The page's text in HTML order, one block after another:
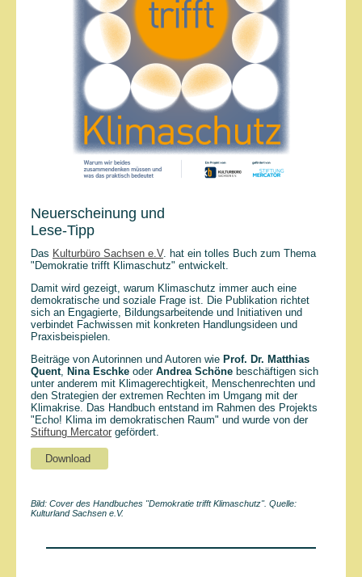
Neuerscheinung und
Lese-Tipp
Das Kulturbüro Sachsen e.V. hat ein tolles Buch zum Thema
"Demokratie trifft Klimaschutz" entwickelt.
Damit wird gezeigt, warum Klimaschutz immer auch eine
demokratische und soziale Frage ist. Die Publikation richtet
sich an Engagierte, Bildungsarbeitende und Initiativen und
verbindet Fachwissen mit konkreten Handlungsideen und
Praxisbeispielen.
Beiträge von Autorinnen und Autoren wie Prof. Dr. Matthias
Quent, Nina Eschke oder Andrea Schöne beschäftigen sich
unter anderem mit Klimagerechtigkeit, Menschenrechten und
den Strategien der extremen Rechten im Umgang mit der
Klimakrise. Das Handbuch entstand im Rahmen des Projekts
"Echo! Klima im demokratischen Raum" und wurde von der
Stiftung Mercator gefördert.
Download
Bild: Cover des Handbuches "Demokratie trifft Klimaschutz". Quelle:
Kulturland Sachsen e.V.